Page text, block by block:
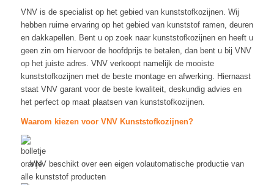
VNV is de specialist op het gebied van kunststofkozijnen. Wij
hebben ruime ervaring op het gebied van kunststof ramen, deuren
en dakkapellen. Bent u op zoek naar kunststofkozijnen en heeft u
geen zin om hiervoor de hoofdprijs te betalen, dan bent u bij VNV
op het juiste adres. VNV verkoopt namelijk de mooiste
kunststofkozijnen met de beste montage en afwerking. Hiernaast
staat VNV garant voor de beste kwaliteit, deskundig advies en
het perfect op maat plaatsen van kunststofkozijnen.
Waarom kiezen voor VNV Kunststofkozijnen?
VNV beschikt over een eigen volautomatische productie van
alle kunststof producten